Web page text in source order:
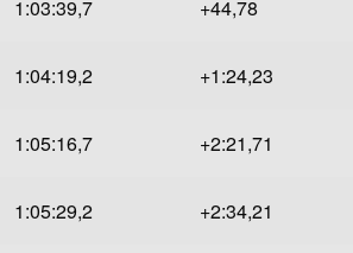
1:03:39,7 +44,78
1:04:19,2 +1:24,23
1:05:16,7 +2:21,71
1:05:29,2 +2:34,21